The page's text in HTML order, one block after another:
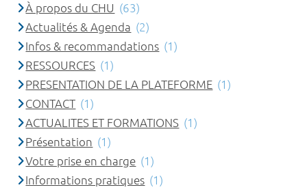
À propos du CHU (63)
Actualités & Agenda (2)
Infos & recommandations (1)
RESSOURCES (1)
PRESENTATION DE LA PLATEFORME (1)
CONTACT (1)
ACTUALITES ET FORMATIONS (1)
Présentation (1)
Votre prise en charge (1)
Informations pratiques (1)